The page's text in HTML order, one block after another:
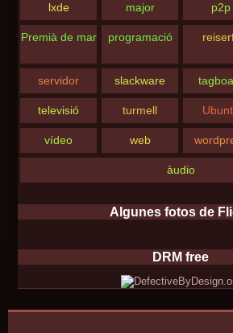
lxde major p2p
Premià de mar programació
servidor slackware
televisió turmell
vídeo web
àudio
Algunes fotos de
DRM free